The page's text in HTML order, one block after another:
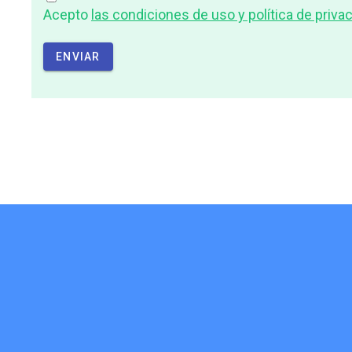
Acepto las condiciones de uso y política de
ENVIAR